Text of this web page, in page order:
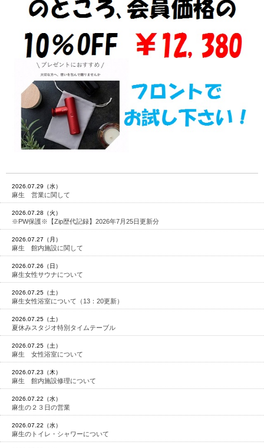
2026.07.29（水）
麻生 営業に関して
2026.07.28（火）
※PW保護※【Zip歴代記録】2026年7月25日更新分
2026.07.27（月）
麻生 館内施設に関して
2026.07.26（日）
麻生女性サウナについて
2026.07.25（土）
麻生女性浴室について（13：20更新）
2026.07.25（土）
夏休みスタジオ特別タイムテーブル
2026.07.25（土）
麻生 女性浴室について
2026.07.23（木）
麻生 館内施設修理について
2026.07.22（水）
麻生の２３日の営業
2026.07.22（水）
麻生のトイレ・シャワーについて